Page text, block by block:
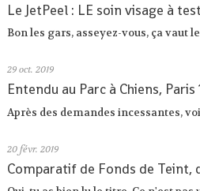
Le JetPeel : LE soin visage à
Bon les gars, asseyez-vous, ça vaut
29 oct. 2019
Entendu au Parc à Chiens, Paris
Après des demandes incessantes,
20 févr. 2019
Comparatif de Fonds de Teint,